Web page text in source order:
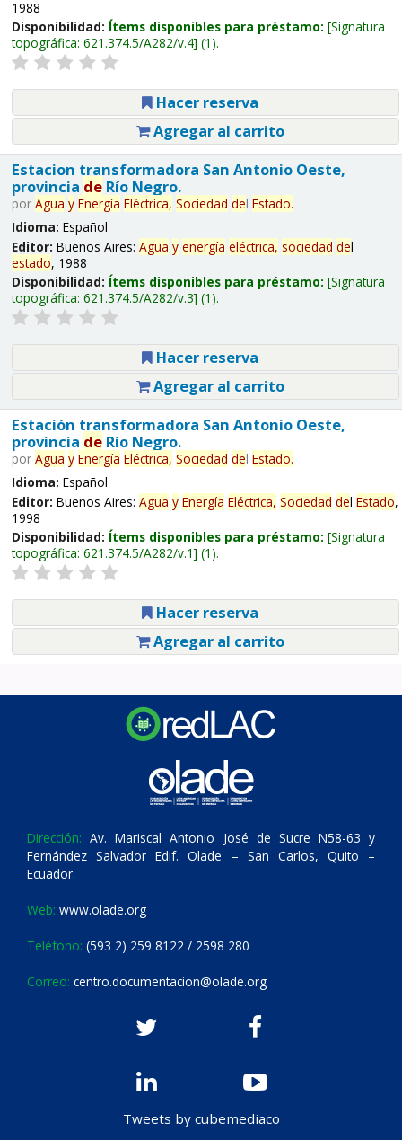
1988
Disponibilidad: Ítems disponibles para préstamo: Signatura
topográfica: 621.374.5/A282/v.4 (1).
Hacer reserva
Agregar al carrito
Estacion transformadora San Antonio Oeste,
provincia deRío Negro.
por Agua y Energía Eléctrica, Sociedad del Estado.
Idioma: Español
Editor: Buenos Aires: Agua y energía eléctrica, sociedad del
estado, 1988
Disponibilidad: Ítems disponibles para préstamo: Signatura
topográfica: 621.374.5/A282/v.3 (1).
Hacer reserva
Agregar al carrito
Estación transformadora San Antonio Oeste,
provincia deRío Negro.
por Agua y Energía Eléctrica, Sociedad del Estado.
Idioma: Español
Editor: Buenos Aires: Agua y Energía Eléctrica, Sociedad del Estado,
1998
Disponibilidad: Ítems disponibles para préstamo: Signatura
topográfica: 621.374.5/A282/v.1 (1).
Hacer reserva
Agregar al carrito
Dirección: Av. Mariscal Antonio José de Sucre N58-63 y
Fernández Salvador Edif. Olade – San Carlos, Quito –
Ecuador.
Web: www.olade.org
Teléfono: (593 2) 259 8122 / 2598 280
Correo: centro.documentacion@olade.org
Tweets by cubemediaco